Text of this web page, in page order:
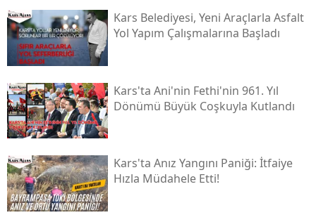
Kars Belediyesi, Yeni Araçlarla Asfalt
Yol Yapım Çalışmalarına Başladı
Kars'ta Ani'nin Fethi'nin 961. Yıl
Dönümü Büyük Coşkuyla Kutlandı
Kars'ta Anız Yangını Paniği: İtfaiye
Hızla Müdahele Etti!